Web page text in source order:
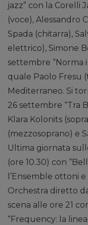
jazz” con la Corelli
(voce), Alessandro
Spada (chitarra),
elettrico), Simone
settembre “Norma
quale Paolo Fresu
Mediterraneo. Si
26 settembre “Tra
Klara Kolonits
(mezzosoprano) e
Ultima giornata
(ore 10.30) con
l’Ensemble ottoni
Orchestra diretto
scena alle ore 21
“Frequency: la